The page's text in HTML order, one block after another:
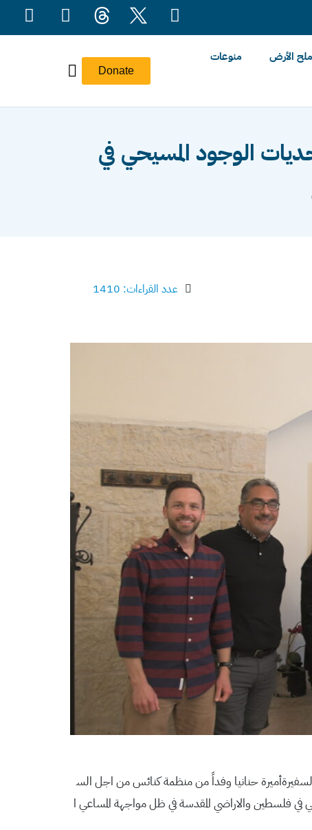
Donate
الأرض
منوعات
الوجود المسيحي في
عدد القراءات: 1410
السفيرةأميرة حنانيا وفداً من منظمة كنائس من اجل الس
في فلسطين والاراضي المقدسة في ظل مواجهة المساعي ا